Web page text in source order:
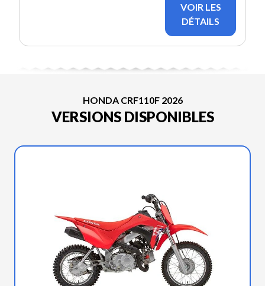
VOIR LES
DÉTAILS
HONDA CRF110F 2026
VERSIONS DISPONIBLES